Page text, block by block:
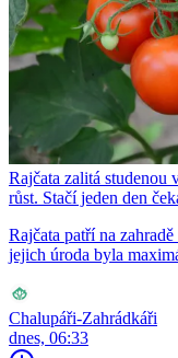
Rajčata zalitá studenou
růst. Stačí jeden den
Rajčata patří na
jejich úroda byla
Chalupáři-Zahrádkáři
dnes, 06:33